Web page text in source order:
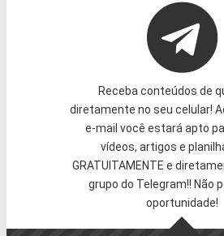
Receba conteúdos de
diretamente no seu celular!
e-mail você estará apto
vídeos, artigos e
GRATUITAMENTE e
grupo do Telegram!! Não
oportunidade!